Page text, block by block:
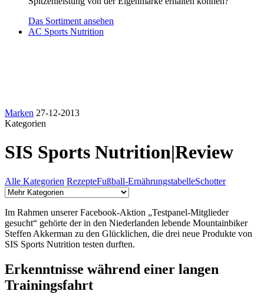
Das Sortiment ansehen
AC Sports Nutrition
Marken 27-12-2013
Kategorien
SIS Sports Nutrition|Review
Alle Kategorien RezepteFußball-ErnährungstabelleSchotter
Im Rahmen unserer Facebook-Aktion „Testpanel-Mitglieder
gesucht“ gehörte der in den Niederlanden lebende Mountainbiker
Steffen Akkerman zu den Glücklichen, die drei neue Produkte von
SIS Sports Nutrition testen durften.
Erkenntnisse während einer langen
Trainingsfahrt